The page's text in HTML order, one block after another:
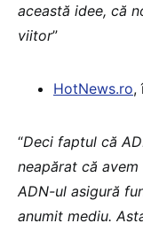
această idee, că
viitor”
HotNews.ro,
“Deci faptul că
neapărat că
ADN-ul asigură
anumit mediu.